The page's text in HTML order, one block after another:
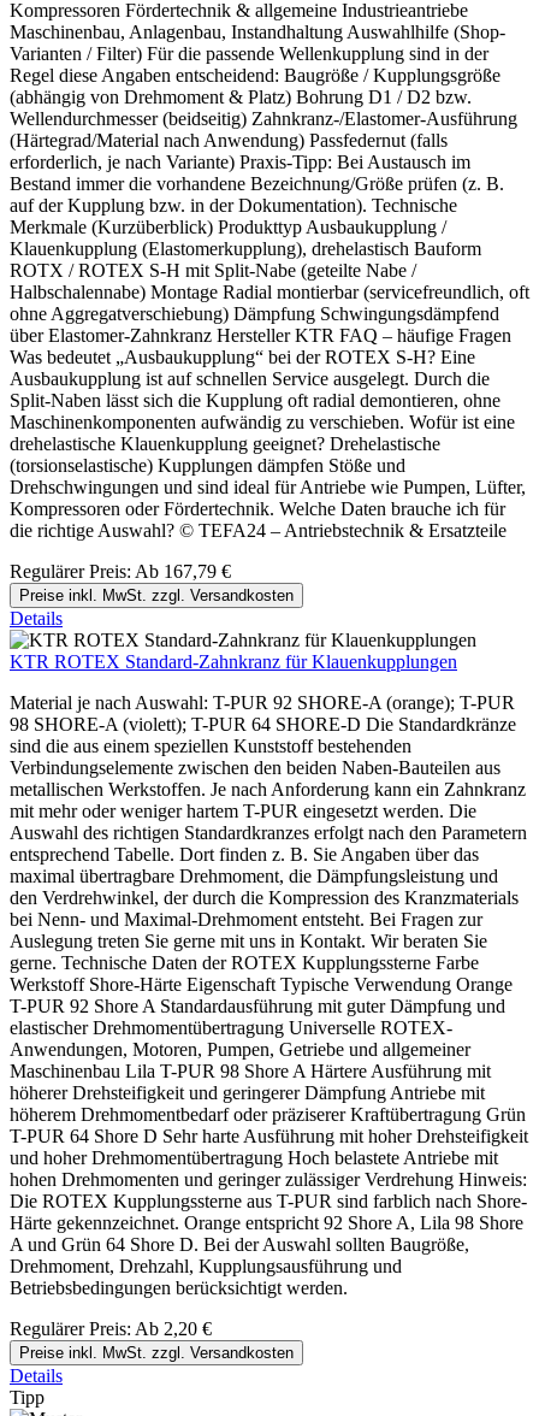
Kompressoren Fördertechnik & allgemeine Industrieantriebe
Maschinenbau, Anlagenbau, Instandhaltung Auswahlhilfe (Shop-
Varianten / Filter) Für die passende Wellenkupplung sind in der
Regel diese Angaben entscheidend: Baugröße / Kupplungsgröße
(abhängig von Drehmoment & Platz) Bohrung D1 / D2 bzw.
Wellendurchmesser (beidseitig) Zahnkranz-/Elastomer-Ausführung
(Härtegrad/Material nach Anwendung) Passfedernut (falls
erforderlich, je nach Variante) Praxis-Tipp: Bei Austausch im
Bestand immer die vorhandene Bezeichnung/Größe prüfen (z. B.
auf der Kupplung bzw. in der Dokumentation). Technische
Merkmale (Kurzüberblick) Produkttyp Ausbaukupplung /
Klauenkupplung (Elastomerkupplung), drehelastisch Bauform
ROTX / ROTEX S-H mit Split-Nabe (geteilte Nabe /
Halbschalennabe) Montage Radial montierbar (servicefreundlich, oft
ohne Aggregatverschiebung) Dämpfung Schwingungsdämpfend
über Elastomer-Zahnkranz Hersteller KTR FAQ – häufige Fragen
Was bedeutet „Ausbaukupplung“ bei der ROTEX S-H? Eine
Ausbaukupplung ist auf schnellen Service ausgelegt. Durch die
Split-Naben lässt sich die Kupplung oft radial demontieren, ohne
Maschinenkomponenten aufwändig zu verschieben. Wofür ist eine
drehelastische Klauenkupplung geeignet? Drehelastische
(torsionselastische) Kupplungen dämpfen Stöße und
Drehschwingungen und sind ideal für Antriebe wie Pumpen, Lüfter,
Kompressoren oder Fördertechnik. Welche Daten brauche ich für
die richtige Auswahl? © TEFA24 – Antriebstechnik & Ersatzteile
Regulärer Preis: Ab 167,79 €
Preise inkl. MwSt. zzgl. Versandkosten
Details
KTR ROTEX Standard-Zahnkranz für Klauenkupplungen
Material je nach Auswahl: T-PUR 92 SHORE-A (orange); T-PUR
98 SHORE-A (violett); T-PUR 64 SHORE-D Die Standardkränze
sind die aus einem speziellen Kunststoff bestehenden
Verbindungselemente zwischen den beiden Naben-Bauteilen aus
metallischen Werkstoffen. Je nach Anforderung kann ein Zahnkranz
mit mehr oder weniger hartem T-PUR eingesetzt werden. Die
Auswahl des richtigen Standardkranzes erfolgt nach den Parametern
entsprechend Tabelle. Dort finden z. B. Sie Angaben über das
maximal übertragbare Drehmoment, die Dämpfungsleistung und
den Verdrehwinkel, der durch die Kompression des Kranzmaterials
bei Nenn- und Maximal-Drehmoment entsteht. Bei Fragen zur
Auslegung treten Sie gerne mit uns in Kontakt. Wir beraten Sie
gerne. Technische Daten der ROTEX Kupplungssterne Farbe
Werkstoff Shore-Härte Eigenschaft Typische Verwendung Orange
T-PUR 92 Shore A Standardausführung mit guter Dämpfung und
elastischer Drehmomentübertragung Universelle ROTEX-
Anwendungen, Motoren, Pumpen, Getriebe und allgemeiner
Maschinenbau Lila T-PUR 98 Shore A Härtere Ausführung mit
höherer Drehsteifigkeit und geringerer Dämpfung Antriebe mit
höherem Drehmomentbedarf oder präziserer Kraftübertragung Grün
T-PUR 64 Shore D Sehr harte Ausführung mit hoher Drehsteifigkeit
und hoher Drehmomentübertragung Hoch belastete Antriebe mit
hohen Drehmomenten und geringer zulässiger Verdrehung Hinweis:
Die ROTEX Kupplungssterne aus T-PUR sind farblich nach Shore-
Härte gekennzeichnet. Orange entspricht 92 Shore A, Lila 98 Shore
A und Grün 64 Shore D. Bei der Auswahl sollten Baugröße,
Drehmoment, Drehzahl, Kupplungsausführung und
Betriebsbedingungen berücksichtigt werden.
Regulärer Preis: Ab 2,20 €
Preise inkl. MwSt. zzgl. Versandkosten
Details
Tipp